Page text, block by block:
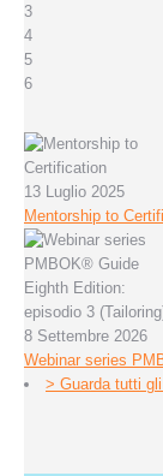
3
4
5
6
13 Luglio 2025
Mentorship to
8 Settembre 2026
Webinar series
> Guarda tutti